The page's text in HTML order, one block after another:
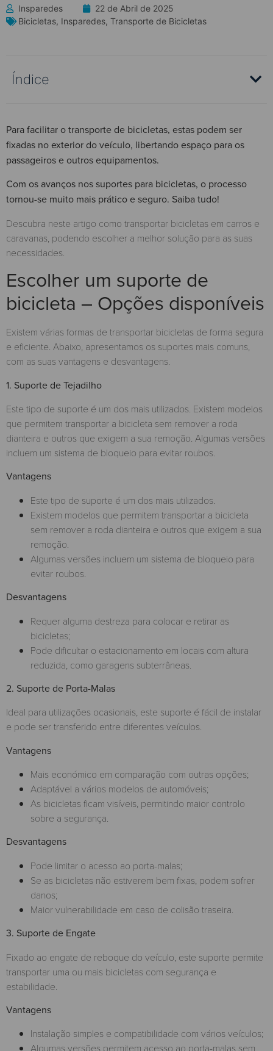
Insparedes
22 de Abril de 2025
Bicicletas, Insparedes, Transporte de Bicicletas
Índice
Para facilitar o transporte de bicicletas, estas podem ser
fixadas no exterior do veículo, libertando espaço para os
passageiros e outros equipamentos.
Com os avanços nos suportes para bicicletas, o processo
tornou-se muito mais prático e seguro. Saiba tudo!
Descubra neste artigo como transportar bicicletas em carros e
caravanas, podendo escolher a melhor solução para as suas
necessidades.
Escolher um suporte de
bicicleta – Opções disponíveis
Existem várias formas de transportar bicicletas de forma segura
e eficiente. Abaixo, apresentamos os suportes mais comuns,
com as suas vantagens e desvantagens.
1. Suporte de Tejadilho
Este tipo de suporte é um dos mais utilizados. Existem modelos
que permitem transportar a bicicleta sem remover a roda
dianteira e outros que exigem a sua remoção. Algumas versões
incluem um sistema de bloqueio para evitar roubos.
Vantagens
Este tipo de suporte é um dos mais utilizados.
Existem modelos que permitem transportar a bicicleta
sem remover a roda dianteira e outros que exigem a sua
remoção.
Algumas versões incluem um sistema de bloqueio para
evitar roubos.
Desvantagens
Requer alguma destreza para colocar e retirar as
bicicletas;
Pode dificultar o estacionamento em locais com altura
reduzida, como garagens subterrâneas.
2. Suporte de Porta-Malas
Ideal para utilizações ocasionais, este suporte é fácil de instalar
e pode ser transferido entre diferentes veículos.
Vantagens
Mais económico em comparação com outras opções;
Adaptável a vários modelos de automóveis;
As bicicletas ficam visíveis, permitindo maior controlo
sobre a segurança.
Desvantagens
Pode limitar o acesso ao porta-malas;
Se as bicicletas não estiverem bem fixas, podem sofrer
danos;
Maior vulnerabilidade em caso de colisão traseira.
3. Suporte de Engate
Fixado ao engate de reboque do veículo, este suporte permite
transportar uma ou mais bicicletas com segurança e
estabilidade.
Vantagens
Instalação simples e compatibilidade com vários veículos;
Algumas versões permitem acesso ao porta-malas sem